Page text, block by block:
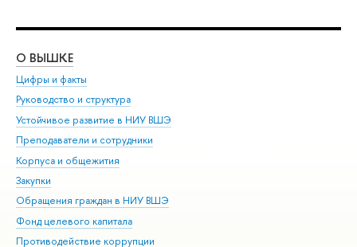
О ВЫШКЕ
Цифры и факты
Руководство и структура
Устойчивое развитие в НИУ ВШЭ
Преподаватели и сотрудники
Корпуса и общежития
Закупки
Обращения граждан в НИУ ВШЭ
Фонд целевого капитала
Противодействие коррупции